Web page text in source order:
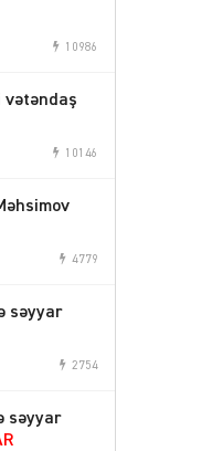
10986
vətəndaş
10146
4779
səyyar
2754
səyyar